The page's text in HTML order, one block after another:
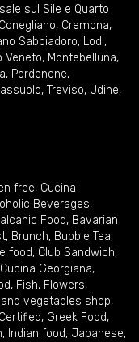
sul Sile e Quarto
Conegliano, Cremona,
Sabbiadoro, Lodi,
Veneto, Montebelluna,
, Pordenone,
, Treviso, Udine,
free, Cucina
Beverages,
Food, Bavarian
, Brunch, Bubble Tea,
food, Club Sandwich,
Cucina Georgiana,
, Fish, Flowers,
vegetables shop,
, Greek Food,
, Indian food, Japanese,